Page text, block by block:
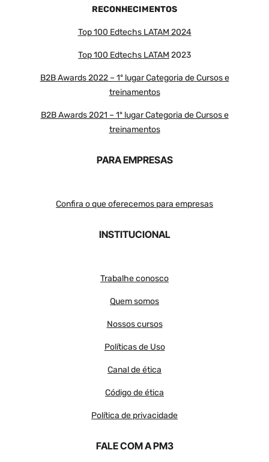
RECONHECIMENTOS
Top 100 Edtechs LATAM 2024
Top 100 Edtechs LATAM 2023
B2B Awards 2022 – 1º lugar Categoria de Cursos e
treinamentos
B2B Awards 2021 – 1º lugar Categoria de Cursos e
treinamentos
PARA EMPRESAS
Confira o que oferecemos para empresas
INSTITUCIONAL
Trabalhe conosco
Quem somos
Nossos cursos
Políticas de Uso
Canal de ética
Código de ética
Política de privacidade
FALE COM A PM3